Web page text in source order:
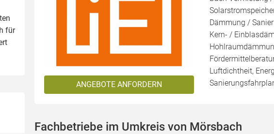
für
ANGEBOTE ANFORDERN
Dämmung /
Kern- /
Luftdichtheit,
Fachbetriebe im Umkreis von Mörsbach